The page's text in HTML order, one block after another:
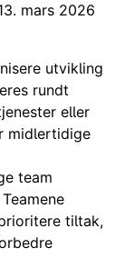
mars 2026
utvikling
rundt
eller
midlertidige
team
tiltak,